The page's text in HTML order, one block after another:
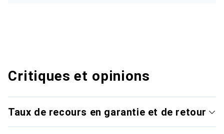
Critiques et opinions
Taux de recours en garantie et de retour